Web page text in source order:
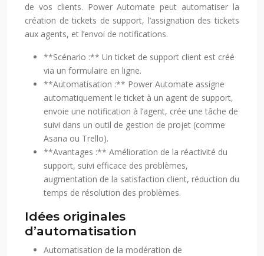
de vos clients. Power Automate peut automatiser la
création de tickets de support, l’assignation des tickets
aux agents, et l’envoi de notifications.
**Scénario :** Un ticket de support client est créé
via un formulaire en ligne.
**Automatisation :** Power Automate assigne
automatiquement le ticket à un agent de support,
envoie une notification à l’agent, crée une tâche de
suivi dans un outil de gestion de projet (comme
Asana ou Trello).
**Avantages :** Amélioration de la réactivité du
support, suivi efficace des problèmes,
augmentation de la satisfaction client, réduction du
temps de résolution des problèmes.
Idées originales
d’automatisation
Automatisation de la modération de